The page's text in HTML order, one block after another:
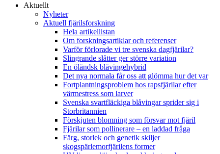
Aktuellt
Nyheter
Aktuell fjärilsforskning
Hela artikellistan
Om forskningsartiklar och referenser
Varför förlorade vi tre svenska dagfjärilar?
Slingrande slåtter ger större variation
En öländsk blåvingehybrid
Det nya normala får oss att glömma hur det var
Fortplantningsproblem hos rapsfjärilar efter
värmestress som larver
Svenska svartfläckiga blåvingar sprider sig i
Storbritannien
Förskjuten blomning som försvar mot fjäril
Fjärilar som pollinerare – en laddad fråga
Färg, storlek och genetik skiljer
skogspärlemorfjärilens former